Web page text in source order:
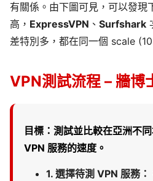
有關係。由下圖可見，可以發現
高， ExpressVPN 、 Surfshark
差特別多，都在同一個 scale
VPN測試流程 – 牆博
目標：測試並比較在亞洲不
VPN 服務的速度。
1. 選擇待測 VPN 服務：